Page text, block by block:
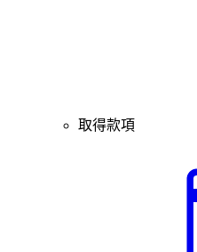
取得款項